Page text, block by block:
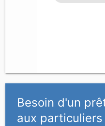
Besoin d'un
aux